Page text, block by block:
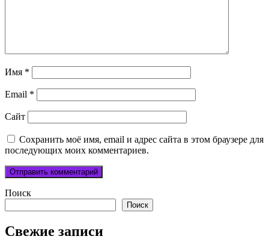
Имя *
Email *
Сайт
Сохранить моё имя, email и адрес сайта в этом браузере для
последующих моих комментариев.
Поиск
Поиск
Свежие записи